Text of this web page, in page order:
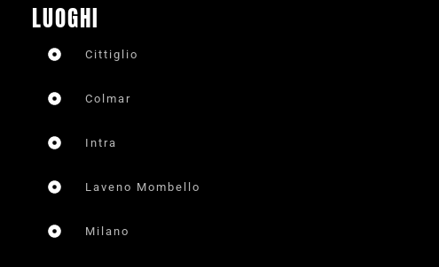
LUOGHI
Cittiglio
Colmar
Intra
Laveno Mombello
Milano